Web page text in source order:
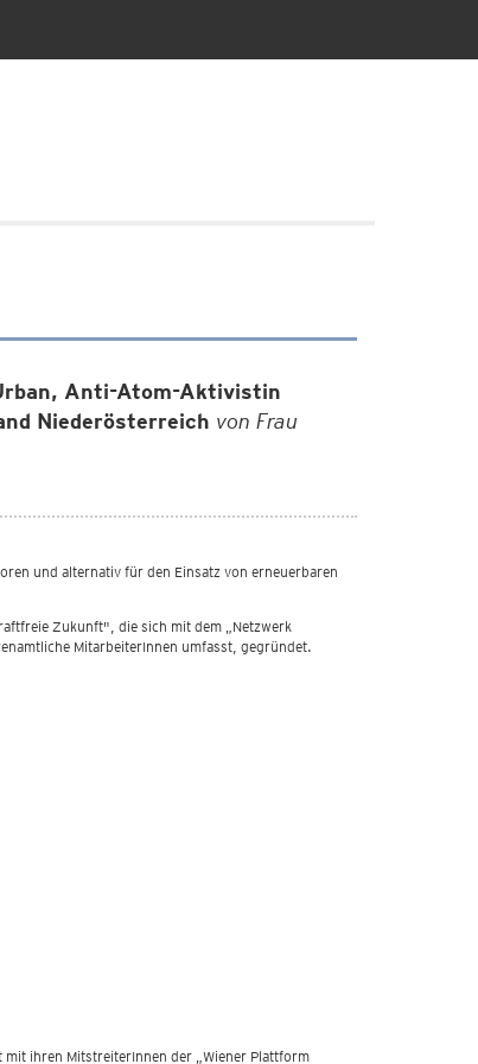
Anti-Atom-Aktivistin
Niederösterreich von Frau
und alternativ für den Einsatz von erneuerbaren
Zukunft", die sich mit dem „Netzwerk
MitarbeiterInnen umfasst, gegründet.
ihren MitstreiterInnen der „Wiener Plattform